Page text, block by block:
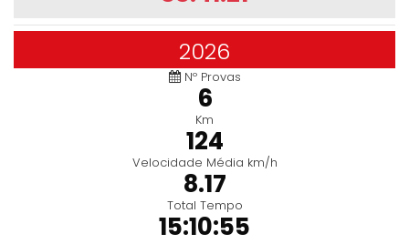
2026
Nº Provas
6
Km
124
Velocidade Média km/h
8.17
Total Tempo
15:10:55